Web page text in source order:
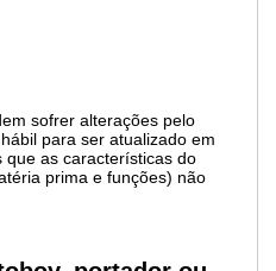
sofrer alterações pelo
para ser atualizado em
que as características do
prima e funções) não